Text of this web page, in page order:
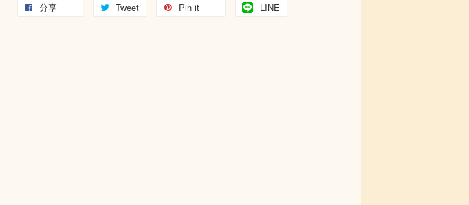
分享 Tweet Pin it LINE